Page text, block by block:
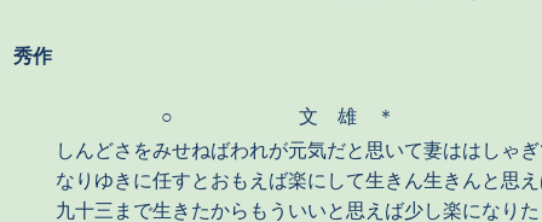
秀作
○
文 雄 ＊
しんどさをみせねばわれが元気だと思いて妻ははしゃ
なりゆきに任すとおもえば楽にして生きん生きんと思
九十三まで生きたからもういいと思えば少し楽になり